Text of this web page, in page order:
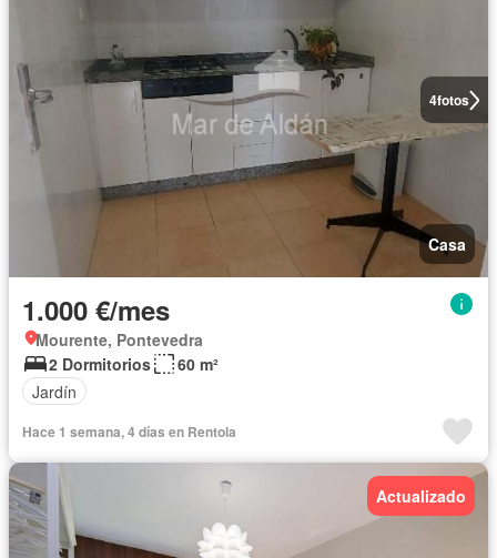
4fotos
Casa
1.000 €/mes
Mourente, Pontevedra
2 Dormitorios
60 m²
Jardín
Hace 1 semana, 4 días en Rentola
Actualizado